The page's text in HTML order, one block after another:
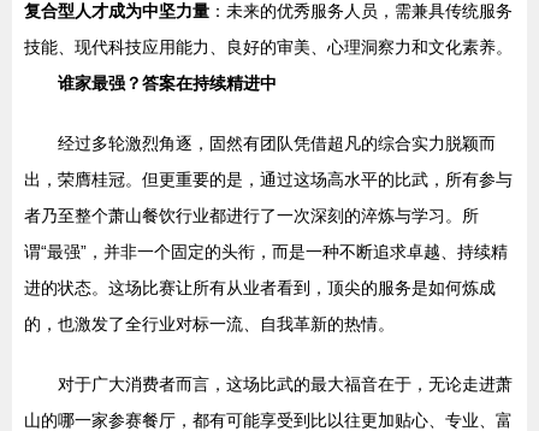
复合型人才成为中坚力量 ：未来的优秀服务人员，需兼具传统服务
技能、现代科技应用能力、良好的审美、心理洞察力和文化素养。
谁家最强？答案在持续精进中
经过多轮激烈角逐，固然有团队凭借超凡的综合实力脱颖而
出，荣膺桂冠。但更重要的是，通过这场高水平的比武，所有参与
者乃至整个萧山餐饮行业都进行了一次深刻的淬炼与学习。所
谓“最强”，并非一个固定的头衔，而是一种不断追求卓越、持续精
进的状态。这场比赛让所有从业者看到，顶尖的服务是如何炼成
的，也激发了全行业对标一流、自我革新的热情。
对于广大消费者而言，这场比武的最大福音在于，无论走进萧
山的哪一家参赛餐厅，都有可能享受到比以往更加贴心、专业、富